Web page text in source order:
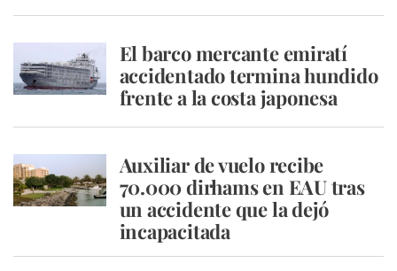
El barco mercante emiratí
accidentado termina hundido
frente a la costa japonesa
Auxiliar de vuelo recibe
70.000 dirhams en EAU tras
un accidente que la dejó
incapacitada